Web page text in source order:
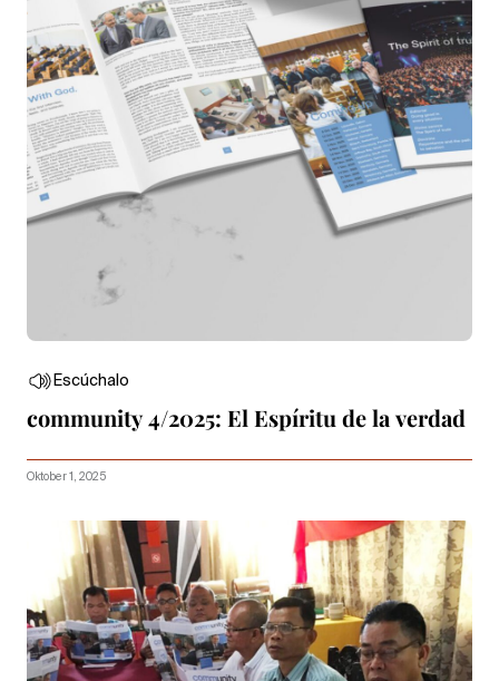
Escúchalo
community 4/2025: El Espíritu de la verdad
Oktober 1, 2025